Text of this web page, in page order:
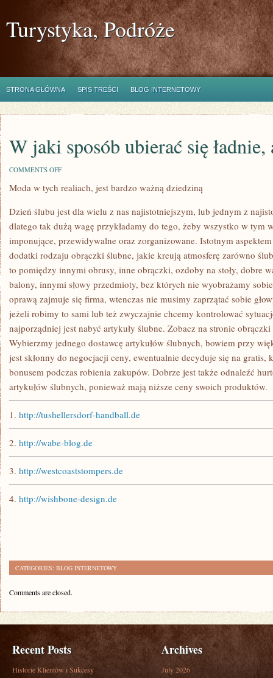
Turystyka, Podróże
STRONA GŁÓWNA SPIS TREŚCI BLOG INTERNETOWY
W jaki sposób ubierać się
COMMENTS OFFON
JAKI
SIĘ
ŁADNIE,
ALE
NIEDROGO?
Moda w tych realiach, jest bardzo ważną dziedziną
Dzień ślubu jest dla wielu z nas najistotniejszym, lub jednym z
dlatego tak dużą wagę przykładamy do tego, żeby wszystko w tym
imponujące, przewidywalne oraz zorganizowane. Istotnym
dodatki rodzaju obrączki ślubne, jakie kreują atmosferę zarówno
to pomiędzy innymi obrusy, inne obrączki, ozdoby na stoły, dobre
balony, innymi słowy przedmioty, bez których nie wyobrażamy
oprawą zajmuje się firma, wtenczas nie musimy zaprzątać sobie
jeżeli robimy to sami lub też zwyczajnie chcemy kontrolować
najporządniej jest nabyć artykuły ślubne. Zobacz na stronie
Wybierzmy jednego dostawcę artykułów ślubnych, bowiem przy
jest skłonny do negocjacji ceny, ewentualnie decyduje się na gratis,
bonusem podczas robienia zakupów. Dobrze jest także odnaleźć
artykułów ślubnych, ponieważ mają niższe ceny swoich produktów.
1. http://tushellersdorf-handball.de
2. http://wabe-blog.de
3. http://westcoaststompers.de
4. http://wishbone-design.de
CATEGORIES: BLOG INTERNETOWY
Comments are closed.
Recent Posts
Historie Klientów i Sukcesy
Archives
July 2026